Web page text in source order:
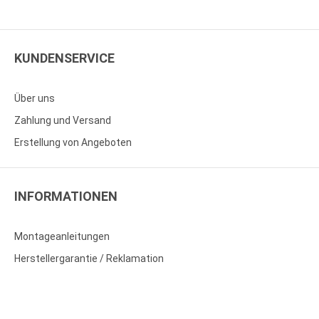
KUNDENSERVICE
Über uns
Zahlung und Versand
Erstellung von Angeboten
INFORMATIONEN
Montageanleitungen
Herstellergarantie / Reklamation